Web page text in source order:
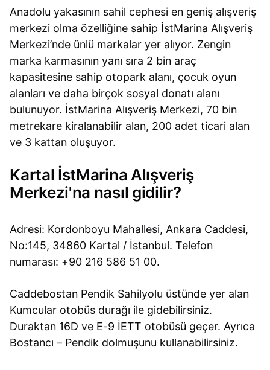
Anadolu yakasının sahil cephesi en geniş alışveriş
merkezi olma özelliğine sahip İstMarina Alışveriş
Merkezi’nde ünlü markalar yer alıyor. Zengin
marka karmasının yanı sıra 2 bin araç
kapasitesine sahip otopark alanı, çocuk oyun
alanları ve daha birçok sosyal donatı alanı
bulunuyor. İstMarina Alışveriş Merkezi, 70 bin
metrekare kiralanabilir alan, 200 adet ticari alan
ve 3 kattan oluşuyor.
Kartal İstMarina Alışveriş
Merkezi'na nasıl gidilir?
Adresi: Kordonboyu Mahallesi, Ankara Caddesi,
No:145, 34860 Kartal / İstanbul. Telefon
numarası: +90 216 586 51 00.
Caddebostan Pendik Sahilyolu üstünde yer alan
Kumcular otobüs durağı ile gidebilirsiniz.
Duraktan 16D ve E-9 İETT otobüsü geçer. Ayrıca
Bostancı – Pendik dolmuşunu kullanabilirsiniz.